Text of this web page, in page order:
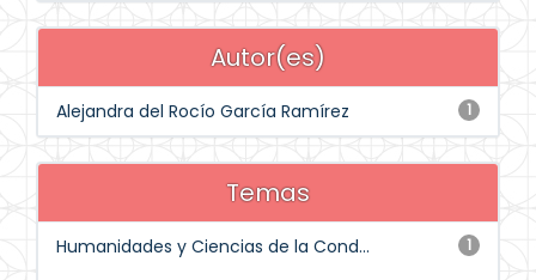
Autor(es)
1
Alejandra del Rocío García Ramírez
Temas
1
Humanidades y Ciencias de la Cond...